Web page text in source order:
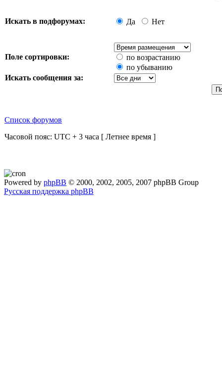
Искать в подфорумах: Да Нет
Поле сортировки:
по возрастанию
по убыванию
Искать сообщения за:
Список форумов
Часовой пояс: UTC + 3 часа [ Летнее время ]
Powered by phpBB © 2000, 2002, 2005, 2007 phpBB Group
Русская поддержка phpBB